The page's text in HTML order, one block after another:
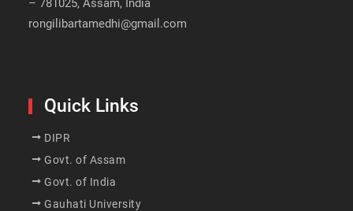
– 781025, Assam, India
rongilibartamedhi@gmail.com
Quick Links
DIPR
Govt. of Assam
Govt. of India
Gauhati University